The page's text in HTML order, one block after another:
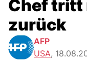
Chef tritt
zurück
AFP
USA,